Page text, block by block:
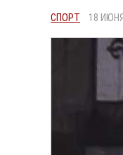
СПОРТ 18 ИЮНЯ